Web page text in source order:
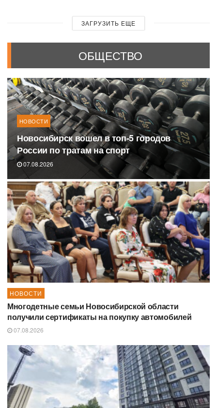
ЗАГРУЗИТЬ ЕЩЕ
ОБЩЕСТВО
НОВОСТИ
Новосибирск вошел в топ-5 городов
России по тратам на спорт
07.08.2026
НОВОСТИ
Многодетные семьи Новосибирской области
получили сертификаты на покупку автомобилей
07.08.2026